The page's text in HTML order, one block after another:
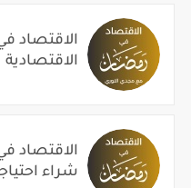
الاقتصاد
الاقتصادية
الاقتصاد
شراء